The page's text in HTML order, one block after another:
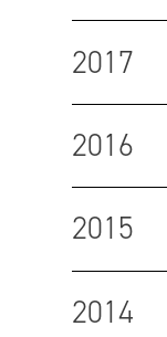
2017
2016
2015
2014